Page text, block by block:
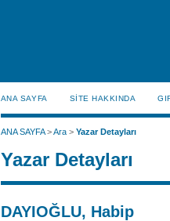
ANA SAYFA SİTE HAKKINDA
ANA SAYFA>Ara> Yazar Detayları
Yazar Detayları
DAYIOĞLU, Habip